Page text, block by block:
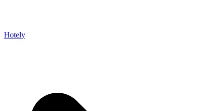
Hotely